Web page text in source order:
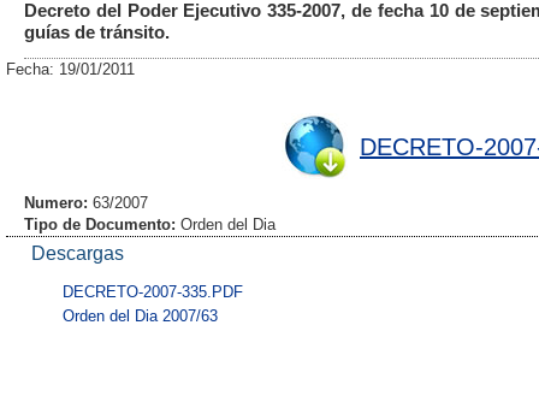
Decreto del Poder Ejecutivo 335-2007, de fecha 10 de
guías de tránsito.
Fecha: 19/01/2011
DECRETO-
Numero: 63/2007
Tipo de Documento: Orden del Dia
Descargas
DECRETO-2007-335.PDF
Orden del Dia 2007/63